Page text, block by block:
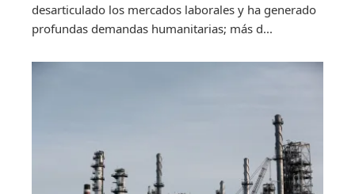
desarticulado los mercados laborales y ha generado
profundas demandas humanitarias; más d...